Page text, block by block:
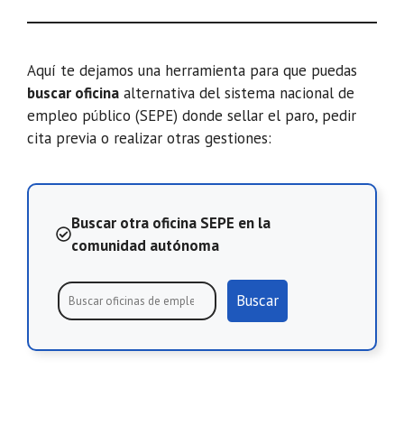
Aquí te dejamos una herramienta para que puedas
buscar oficina alternativa del sistema nacional de
empleo público (SEPE) donde sellar el paro, pedir
cita previa o realizar otras gestiones:
Buscar otra oficina SEPE en la
comunidad autónoma
Buscar